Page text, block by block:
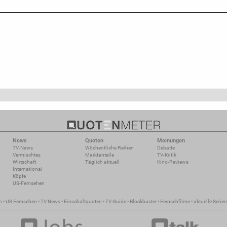
News
TV-News
Vermischtes
Wirtschaft
International
Köpfe
US-Fernsehen
Quoten
Wöchentliche Reihen
Marktanteile
Täglich aktuell
Meinungen
Debatte
TV-Kritik
Kino-Reviews
• US Fernsehen •TV News • Einschaltquoten •TV Guide • Blockbuster • Fernsehfilme •aktuelle Serien